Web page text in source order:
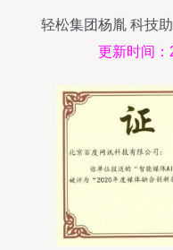
轻松集团杨胤 科技
更新时间